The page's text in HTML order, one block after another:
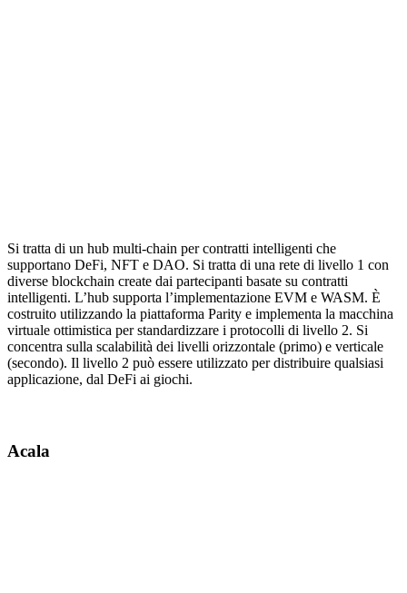
Si tratta di un hub multi-chain per contratti intelligenti che
supportano DeFi, NFT e DAO. Si tratta di una rete di livello 1 con
diverse blockchain create dai partecipanti basate su contratti
intelligenti. L’hub supporta l’implementazione EVM e WASM. È
costruito utilizzando la piattaforma Parity e implementa la macchina
virtuale ottimistica per standardizzare i protocolli di livello 2. Si
concentra sulla scalabilità dei livelli orizzontale (primo) e verticale
(secondo). Il livello 2 può essere utilizzato per distribuire qualsiasi
applicazione, dal DeFi ai giochi.
Acala